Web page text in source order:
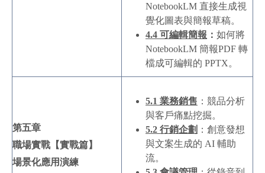
NotebookLM 直接生成視
覺化圖表與簡報草稿。
4.4 可編輯簡報 ： 如何將
NotebookLM 簡報PDF 轉
檔成可編輯的 PPTX。
第五章
職場實戰【實戰篇】
場景化應用演練
5.1 業務銷售 ：競品分析
與客戶痛點挖掘。
5.2 行銷企劃 ：創意發想
與文案生成的 AI 輔助
流。